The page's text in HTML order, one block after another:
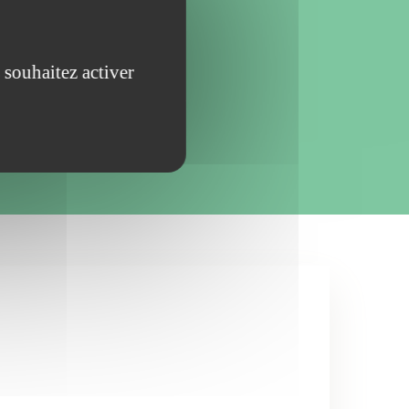
Calais ? Aux alentours
plus, et passez faire un
activer